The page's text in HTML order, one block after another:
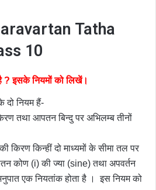
Tatha
10
? इसके नियमों को लिखें।
दो नियम हैं-
तथा आपतन बिन्दु पर अभिलम्ब तीनों
किरण किन्हीं दो माध्यमों के सीमा तल पर
कोण (i) की ज्या (sine) तथा अपवर्तन
एक नियतांक होता है । इस नियम को